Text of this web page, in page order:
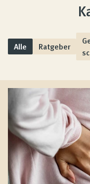
Alle Ratgeber